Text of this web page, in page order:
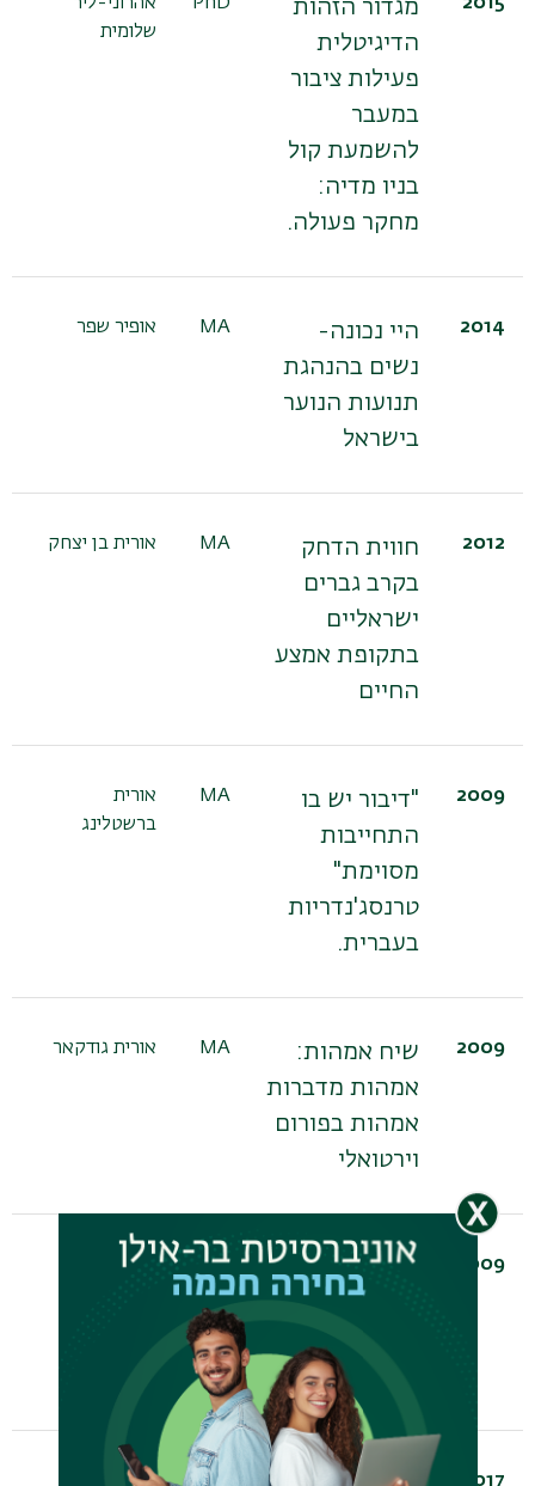
2015
מגדור הזהות
הדיגיטלית
פעילות ציבור
במעבר
להשמעת קול
בניו מדיה:
מחקר פעולה.
PhD
אהרוני-ליר
שלומית
2014
היי נכונה-
נשים בהנהגת
תנועות הנוער
בישראל
MA אופיר שפר
2012
חווית הדחק
בקרב גברים
ישראליים
בתקופת אמצע
החיים
MA אורית בן יצחק
2009
"דיבור יש בו
התחייבות
מסוימת"
טרנסג'נדריות
בעברית.
MA
אורית
ברשטלינג
2009
שיח אמהות:
אמהות מדברות
אמהות בפורום
וירטואלי
MA אורית גודקאר
2009
כפייה בדיני
MA אורית גיירמן
2017
PhD אורנית רמתי